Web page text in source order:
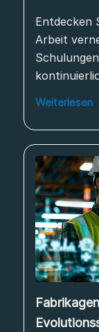
Entdecken
Arbeit
Weiterlesen